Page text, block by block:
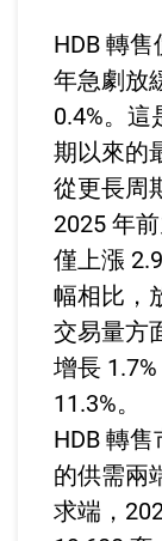
HDB 轉
年急劇放
0.4%。這
期以來的
從更長周
2025 年
僅上漲
幅相比，
交易量方
增長
11.3%。
HDB 轉
的供需兩
求端，